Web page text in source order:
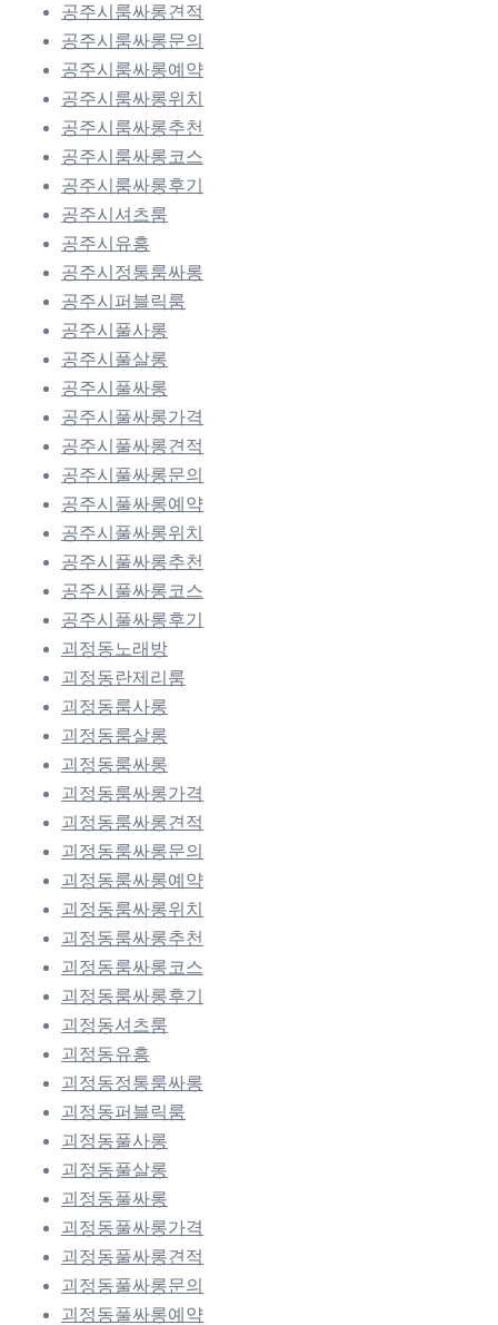
공주시룸싸롱견적
공주시룸싸롱문의
공주시룸싸롱예약
공주시룸싸롱위치
공주시룸싸롱추천
공주시룸싸롱코스
공주시룸싸롱후기
공주시셔츠룸
공주시유흥
공주시정통룸싸롱
공주시퍼블릭룸
공주시풀사롱
공주시풀살롱
공주시풀싸롱
공주시풀싸롱가격
공주시풀싸롱견적
공주시풀싸롱문의
공주시풀싸롱예약
공주시풀싸롱위치
공주시풀싸롱추천
공주시풀싸롱코스
공주시풀싸롱후기
괴정동노래방
괴정동란제리룸
괴정동룸사롱
괴정동룸살롱
괴정동룸싸롱
괴정동룸싸롱가격
괴정동룸싸롱견적
괴정동룸싸롱문의
괴정동룸싸롱예약
괴정동룸싸롱위치
괴정동룸싸롱추천
괴정동룸싸롱코스
괴정동룸싸롱후기
괴정동셔츠룸
괴정동유흥
괴정동정통룸싸롱
괴정동퍼블릭룸
괴정동풀사롱
괴정동풀살롱
괴정동풀싸롱
괴정동풀싸롱가격
괴정동풀싸롱견적
괴정동풀싸롱문의
괴정동풀싸롱예약